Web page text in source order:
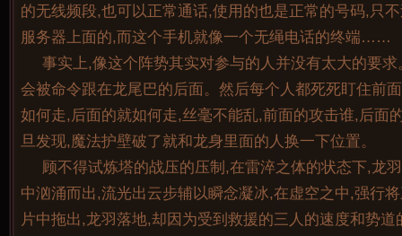
的无线频段,也可以正常通话,使用的也是正常的号码,只
服务器上面的,而这个手机就像一个无绳电话的终端……
事实上,像这个阵势其实对参与的人并没有太大的要
会被命令跟在龙尾巴的后面。然后每个人都死死盯住前
如何走,后面的就如何走,丝毫不能乱,前面的攻击谁,后面
旦发现,魔法护壁破了就和龙身里面的人换一下位置。
顾不得试炼塔的战压的压制,在雷淬之体的状态下,龙
中汹涌而出,流光出云步辅以瞬念凝冰,在虚空之中,强行
片中拖出,龙羽落地,却因为受到救援的三人的速度和势道